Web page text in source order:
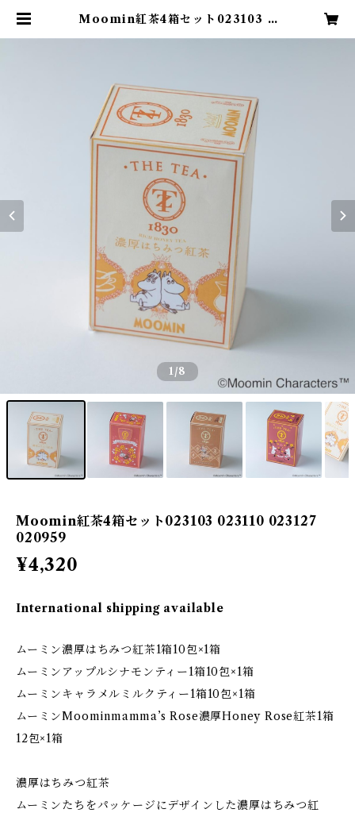
Moomin紅茶4箱セット023103 0
1/8
Moomin紅茶4箱セット023103 023110 023127
020959
¥4,320
International shipping available
ムーミン濃厚はちみつ紅茶1箱10包×1箱
ムーミンアップルシナモンティー1箱10包×1箱
ムーミンキャラメルミルクティー1箱10包×1箱
ムーミンMoominmamma’s Rose濃厚Honey Rose紅茶1箱
12包×1箱
濃厚はちみつ紅茶
ムーミンたちをパッケージにデザインした濃厚はちみつ紅